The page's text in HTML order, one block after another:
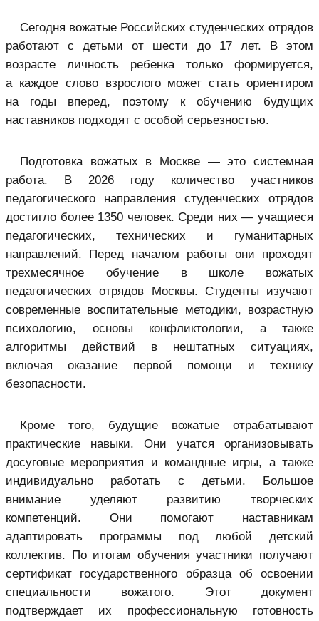
Сегодня вожатые Российских студенческих отрядов
работают с детьми от шести до 17 лет. В этом
возрасте личность ребенка только формируется,
а каждое слово взрослого может стать ориентиром
на годы вперед, поэтому к обучению будущих
наставников подходят с особой серьезностью.
Подготовка вожатых в Москве — это системная
работа. В 2026 году количество участников
педагогического направления студенческих отрядов
достигло более 1350 человек. Среди них — учащиеся
педагогических, технических и гуманитарных
направлений. Перед началом работы они проходят
трехмесячное обучение в школе вожатых
педагогических отрядов Москвы. Студенты изучают
современные воспитательные методики, возрастную
психологию, основы конфликтологии, а также
алгоритмы действий в нештатных ситуациях,
включая оказание первой помощи и технику
безопасности.
Кроме того, будущие вожатые отрабатывают
практические навыки. Они учатся организовывать
досуговые мероприятия и командные игры, а также
индивидуально работать с детьми. Большое
внимание уделяют развитию творческих
компетенций. Они помогают наставникам
адаптировать программы под любой детский
коллектив. По итогам обучения участники получают
сертификат государственного образца об освоении
специальности вожатого. Этот документ
подтверждает их профессиональную готовность